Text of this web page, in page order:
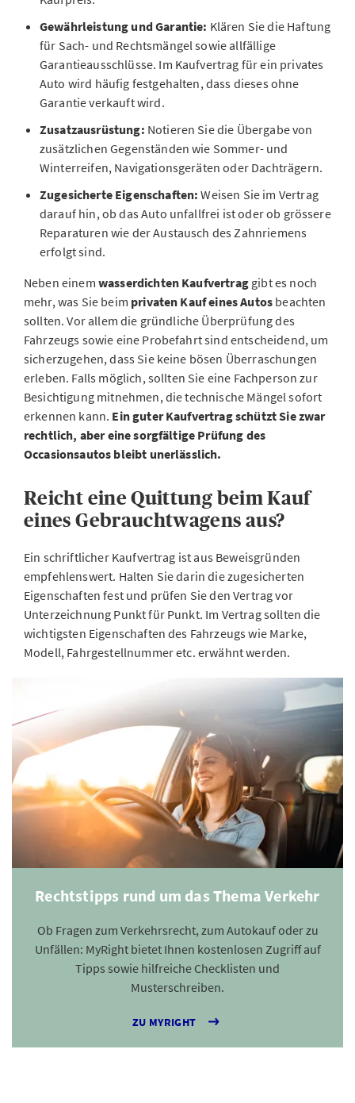
Gewährleistung und Garantie: Klären Sie die Haftung
für Sach- und Rechtsmängel sowie allfällige
Garantieausschlüsse. Im Kaufvertrag für ein privates
Auto wird häufig festgehalten, dass dieses ohne
Garantie verkauft wird.
Zusatzausrüstung: Notieren Sie die Übergabe von
zusätzlichen Gegenständen wie Sommer- und
Winterreifen, Navigationsgeräten oder Dachträgern.
Zugesicherte Eigenschaften: Weisen Sie im Vertrag
darauf hin, ob das Auto unfallfrei ist oder ob grössere
Reparaturen wie der Austausch des Zahnriemens
erfolgt sind.
Neben einem wasserdichten Kaufvertraggibt es noch
mehr, was Sie beim privaten Kauf eines Autos beachten
sollten. Vor allem die gründliche Überprüfung des
Fahrzeugs sowie eine Probefahrt sind entscheidend, um
sicherzugehen, dass Sie keine bösen Überraschungen
erleben. Falls möglich, sollten Sie eine Fachperson zur
Besichtigung mitnehmen, die technische Mängel sofort
erkennen kann. Ein guter Kaufvertrag schützt Sie zwar
rechtlich, aber eine sorgfältige Prüfung des
Occasionsautos bleibt unerlässlich.
Reicht eine Quittung beim Kauf
eines Gebrauchtwagens aus?
Ein schriftlicher Kaufvertrag ist aus Beweisgründen
empfehlenswert. Halten Sie darin die zugesicherten
Eigenschaften fest und prüfen Sie den Vertrag vor
Unterzeichnung Punkt für Punkt. Im Vertrag sollten die
wichtigsten Eigenschaften des Fahrzeugs wie Marke,
Modell, Fahrgestellnummer etc. erwähnt werden.
Rechtstipps rund um das Thema Verkehr
Ob Fragen zum Verkehrsrecht, zum Autokauf oder zu
Unfällen: MyRight bietet Ihnen kostenlosen Zugriff auf
Tipps sowie hilfreiche Checklisten und
Musterschreiben.
ZU MYRIGHT